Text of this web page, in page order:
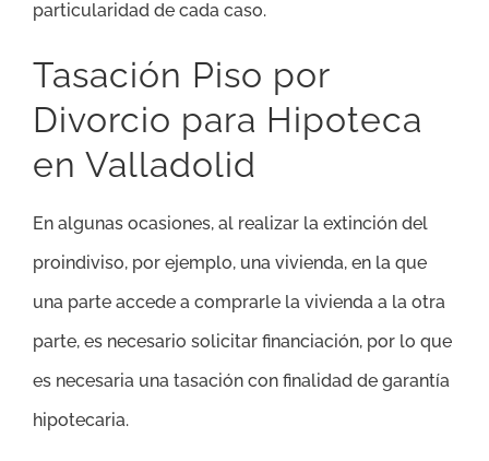
particularidad de cada caso.
Tasación Piso por
Divorcio para Hipoteca
en Valladolid
En algunas ocasiones, al realizar la extinción del
proindiviso, por ejemplo, una vivienda, en la que
una parte accede a comprarle la vivienda a la otra
parte, es necesario solicitar financiación, por lo que
es necesaria una tasación con finalidad de garantía
hipotecaria.